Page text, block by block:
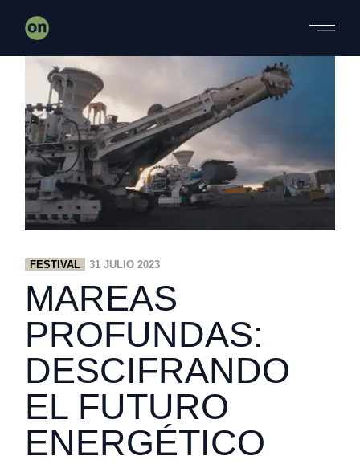
FESTIVAL 31 JULIO 2023
MAREAS
PROFUNDAS:
DESCIFRANDO
EL FUTURO
ENERGÉTICO